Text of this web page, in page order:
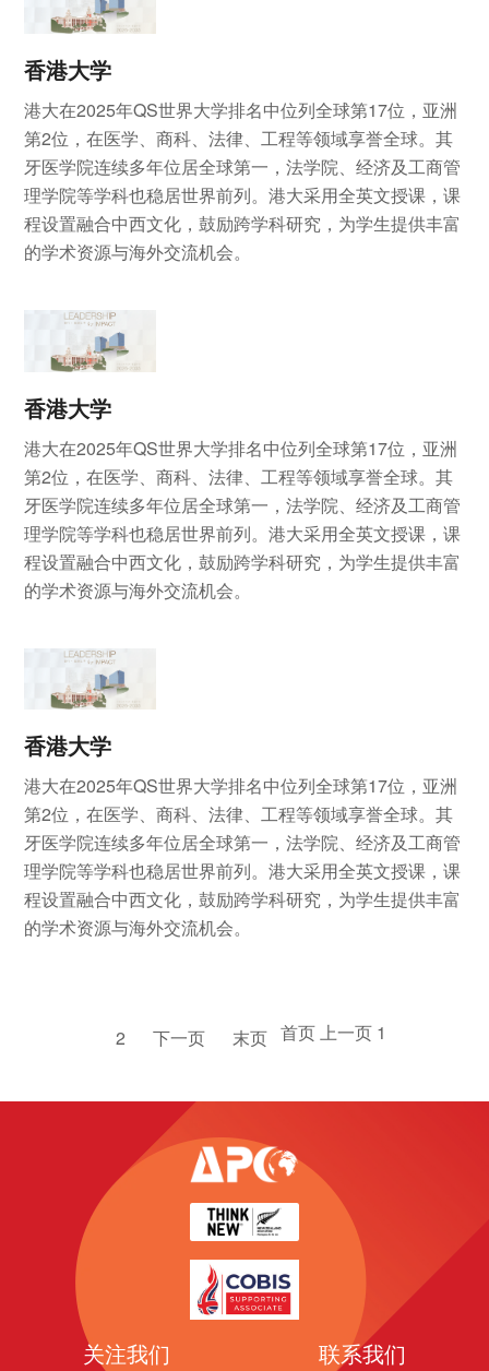
香港大学
港大在2025年QS世界大学排名中位列全球第17位，亚洲
第2位，在医学、商科、法律、工程等领域享誉全球。其
牙医学院连续多年位居全球第一，法学院、经济及工商管
理学院等学科也稳居世界前列。港大采用全英文授课，课
程设置融合中西文化，鼓励跨学科研究，为学生提供丰富
的学术资源与海外交流机会。
香港大学
港大在2025年QS世界大学排名中位列全球第17位，亚洲
第2位，在医学、商科、法律、工程等领域享誉全球。其
牙医学院连续多年位居全球第一，法学院、经济及工商管
理学院等学科也稳居世界前列。港大采用全英文授课，课
程设置融合中西文化，鼓励跨学科研究，为学生提供丰富
的学术资源与海外交流机会。
香港大学
港大在2025年QS世界大学排名中位列全球第17位，亚洲
第2位，在医学、商科、法律、工程等领域享誉全球。其
牙医学院连续多年位居全球第一，法学院、经济及工商管
理学院等学科也稳居世界前列。港大采用全英文授课，课
程设置融合中西文化，鼓励跨学科研究，为学生提供丰富
的学术资源与海外交流机会。
首页上一页 1
2 下一页 末页
关注我们 联系我们